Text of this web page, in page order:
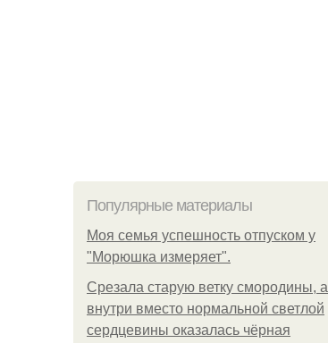
Популярные материалы
Моя семья успешность отпуском у
"Морюшка измеряет".
Срезала старую ветку смородины, а
внутри вместо нормальной светлой
сердцевины оказалась чёрная